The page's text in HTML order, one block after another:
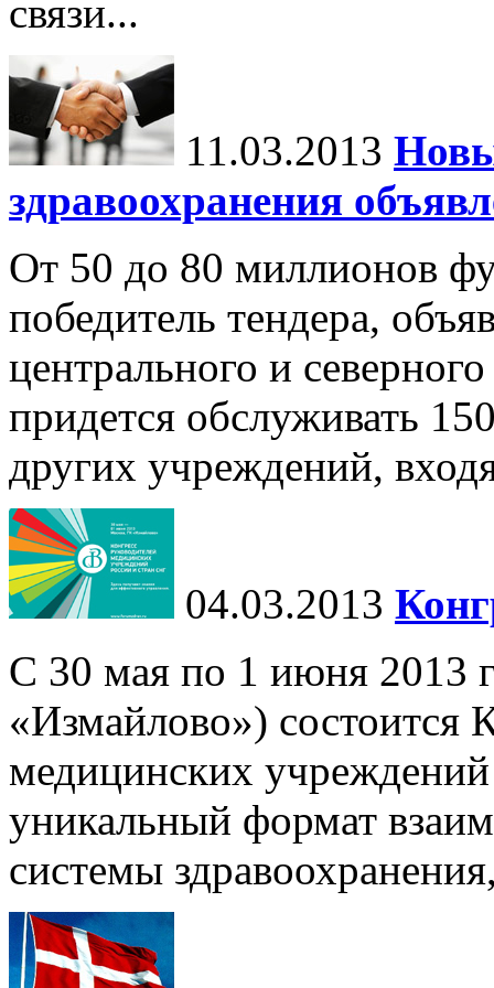
связи...
11.03.2013
здравоохранения
От 50 до 80 миллионов
победитель тендера,
центрального и
придется обслуживать
других учреждений,
04.03.2013
С 30 мая по 1 июня 2013
«Измайлово») состоится
медицинских
уникальный формат
системы